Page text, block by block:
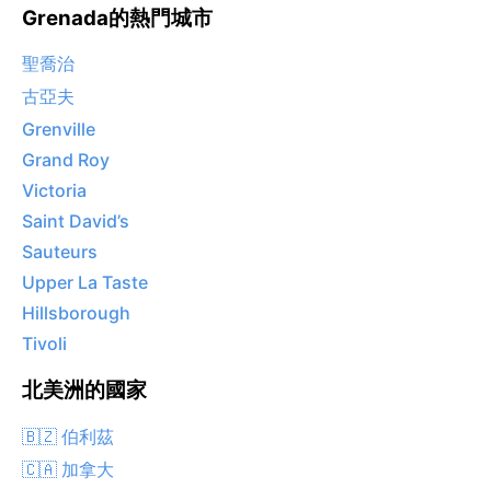
Grenada的熱門城市
聖喬治
古亞夫
Grenville
Grand Roy
Victoria
Saint David’s
Sauteurs
Upper La Taste
Hillsborough
Tivoli
北美洲的國家
🇧🇿 伯利茲
🇨🇦 加拿大